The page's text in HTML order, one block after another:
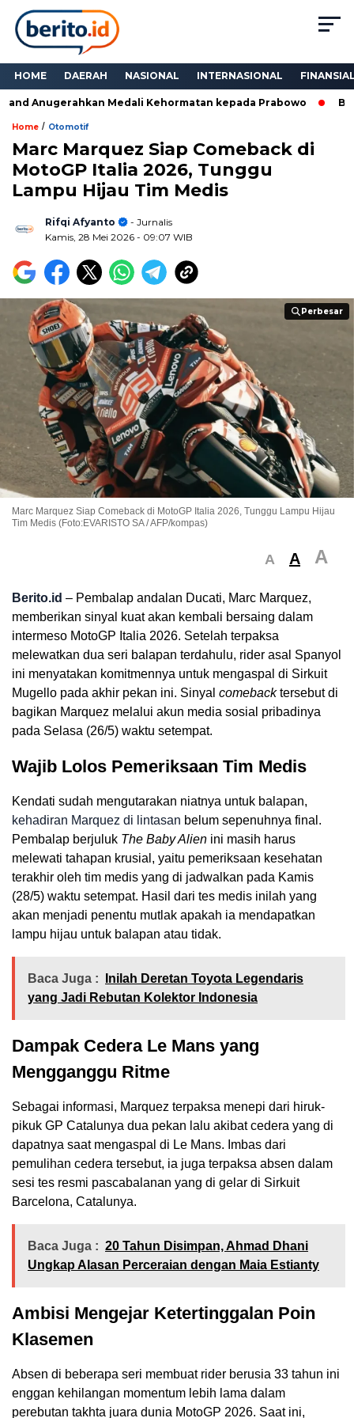
HOME DAERAH NASIONAL INTERNASIONAL
Anugerahkan Medali Kehormatan kepada Prabowo
Home / Otomotif
Marc Marquez Siap Comeback di
MotoGP Italia 2026, Tunggu
Lampu Hijau Tim Medis
Rifqi Afyanto
- Jurnalis
Kamis, 28 Mei 2026 - 09:07 WIB
Perbesar
Perbesar
Marc Marquez Siap Comeback di MotoGP Italia 2026, Tunggu Lampu Hijau
Tim Medis (Foto:EVARISTO SA / AFP/kompas)
A A A
Berito.id – Pembalap andalan Ducati, Marc Marquez,
memberikan sinyal kuat akan kembali bersaing dalam
intermeso MotoGP Italia 2026. Setelah terpaksa
melewatkan dua seri balapan terdahulu, rider asal Spanyol
ini menyatakan komitmennya untuk mengaspal di Sirkuit
Mugello pada akhir pekan ini. Sinyal comebacktersebut di
bagikan Marquez melalui akun media sosial pribadinya
pada Selasa (26/5) waktu setempat.
Wajib Lolos Pemeriksaan Tim Medis
Kendati sudah mengutarakan niatnya untuk balapan,
kehadiran Marquez di lintasan belum sepenuhnya final.
Pembalap berjuluk The Baby Alien ini masih harus
melewati tahapan krusial, yaitu pemeriksaan kesehatan
terakhir oleh tim medis yang di jadwalkan pada Kamis
(28/5) waktu setempat. Hasil dari tes medis inilah yang
akan menjadi penentu mutlak apakah ia mendapatkan
lampu hijau untuk balapan atau tidak.
Baca Juga :
Inilah Deretan Toyota Legendaris
yang Jadi Rebutan Kolektor Indonesia
Dampak Cedera Le Mans yang
Mengganggu Ritme
Sebagai informasi, Marquez terpaksa menepi dari hiruk-
pikuk GP Catalunya dua pekan lalu akibat cedera yang di
dapatnya saat mengaspal di Le Mans. Imbas dari
pemulihan cedera tersebut, ia juga terpaksa absen dalam
sesi tes resmi pascabalanan yang di gelar di Sirkuit
Barcelona, Catalunya.
Baca Juga : 20 Tahun Disimpan, Ahmad Dhani
Ungkap Alasan Perceraian dengan Maia Estianty
Ambisi Mengejar Ketertinggalan Poin
Klasemen
Absen di beberapa seri membuat rider berusia 33 tahun ini
enggan kehilangan momentum lebih lama dalam
perebutan takhta juara dunia MotoGP 2026. Saat ini,